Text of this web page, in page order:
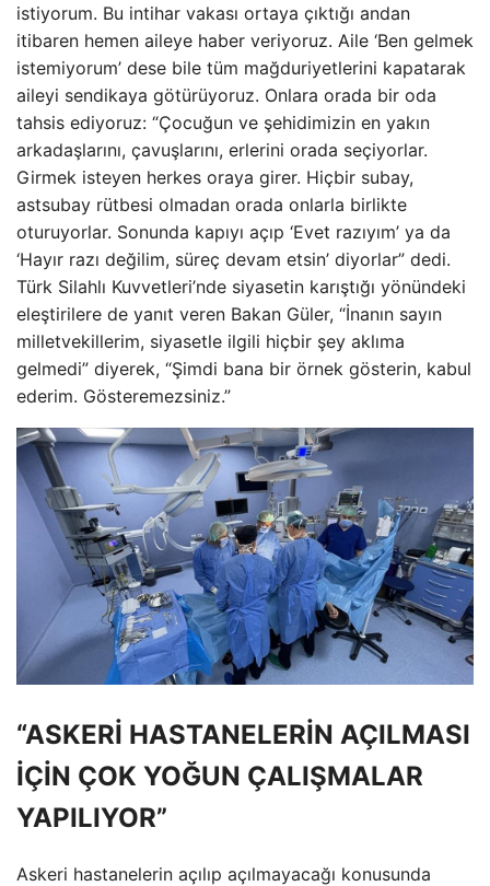
istiyorum. Bu intihar vakası ortaya çıktığı andan
itibaren hemen aileye haber veriyoruz. Aile ‘Ben gelmek
istemiyorum’ dese bile tüm mağduriyetlerini kapatarak
aileyi sendikaya götürüyoruz. Onlara orada bir oda
tahsis ediyoruz: “Çocuğun ve şehidimizin en yakın
arkadaşlarını, çavuşlarını, erlerini orada seçiyorlar.
Girmek isteyen herkes oraya girer. Hiçbir subay,
astsubay rütbesi olmadan orada onlarla birlikte
oturuyorlar. Sonunda kapıyı açıp ‘Evet razıyım’ ya da
‘Hayır razı değilim, süreç devam etsin’ diyorlar” dedi.
Türk Silahlı Kuvvetleri’nde siyasetin karıştığı yönündeki
eleştirilere de yanıt veren Bakan Güler, “İnanın sayın
milletvekillerim, siyasetle ilgili hiçbir şey aklıma
gelmedi” diyerek, “Şimdi bana bir örnek gösterin, kabul
ederim. Gösteremezsiniz.”
“ASKERİ HASTANELERİN AÇILMASI
İÇİN ÇOK YOĞUN ÇALIŞMALAR
YAPILIYOR”
Askeri hastanelerin açılıp açılmayacağı konusunda